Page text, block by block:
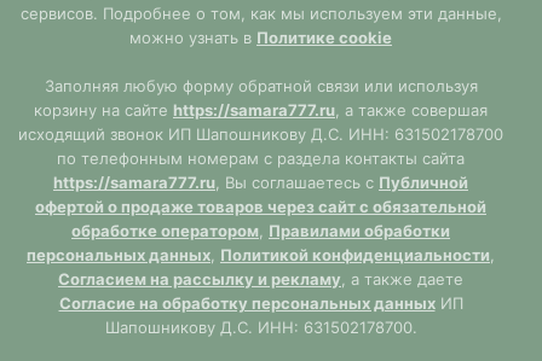
сервисов. Подробнее о том, как мы используем эти данные,
можно узнать в Политике cookie
Заполняя любую форму обратной связи или используя
корзину на сайте https://samara777.ru , а также совершая
исходящий звонок ИП Шапошникову Д.С. ИНН: 631502178700
по телефонным номерам с раздела контакты сайта
https://samara777.ru , Вы соглашаетесь с Публичной
офертой о продаже товаров через сайт с обязательной
обработке оператором
Правилами обработки
персональных данных Политикой конфиденциальности
Согласием на рассылку и рекламу , а также даете
Согласие на обработку персональных данныхИП
Шапошникову Д.С. ИНН: 631502178700.